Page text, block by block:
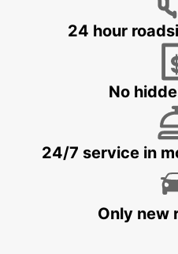
EUROPCAR LA SEYNE
LA SEYNE SUR MER -
BANDOL
24 hour
No
24/7 service in
Only new